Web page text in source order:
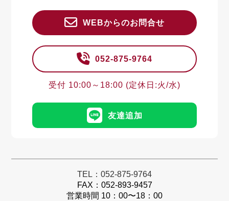
WEBからのお問合せ
052-875-9764
受付 10:00～18:00 (定休日:火/水)
友達追加
TEL：052-875-9764
FAX：052-893-9457
営業時間 10：00〜18：00